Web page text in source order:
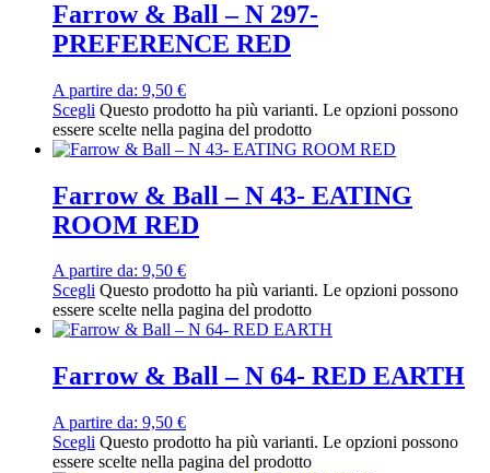
Farrow & Ball – N 297-
PREFERENCE RED
A partire da: 9,50 €
Scegli Questo prodotto ha più varianti. Le opzioni possono
essere scelte nella pagina del prodotto
Farrow & Ball – N 43- EATING
ROOM RED
A partire da: 9,50 €
Scegli Questo prodotto ha più varianti. Le opzioni possono
essere scelte nella pagina del prodotto
Farrow & Ball – N 64- RED EARTH
A partire da: 9,50 €
Scegli Questo prodotto ha più varianti. Le opzioni possono
essere scelte nella pagina del prodotto